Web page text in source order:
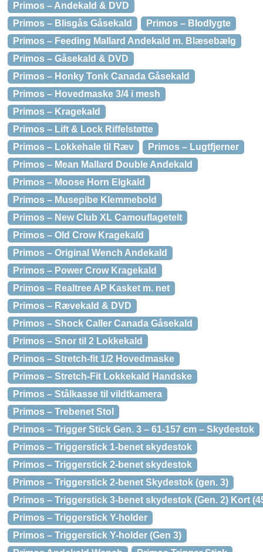
Primos – Andekald & DVD
Primos – Blisgås Gåsekald
Primos – Blodlygte
Primos – Feeding Mallard Andekald m. Blæsebælg
Primos – Gåsekald & DVD
Primos – Honky Tonk Canada Gåsekald
Primos – Hovedmaske 3/4 i mesh
Primos – Kragekald
Primos – Lift & Lock Riffelstøtte
Primos – Lokkehale til Ræv
Primos – Lugtfjerner
Primos – Mean Mallard Double Andekald
Primos – Moose Horn Elgkald
Primos – Musepibe Klemmebold
Primos – New Club XL Camouflagetelt
Primos – Old Crow Kragekald
Primos – Original Wench Andekald
Primos – Power Crow Kragekald
Primos – Realtree AP Kasket m. net
Primos – Rævekald & DVD
Primos – Shock Caller Canada Gåsekald
Primos – Snor til 2 Lokkekald
Primos – Stretch-fit 1/2 Hovedmaske
Primos – Stretch-Fit Lokkekald Handske
Primos – Stålkasse til vildtkamera
Primos – Trebenet Stol
Primos – Trigger Stick Gen. 3 – 61-157 cm – Skydestok
Primos – Triggerstick 1-benet skydestok
Primos – Triggerstick 2-benet skydestok
Primos – Triggerstick 2-benet Skydestok (gen. 3)
Primos – Triggerstick 3-benet skydestok (Gen. 2) Kort
Primos – Triggerstick Y-holder
Primos – Triggerstick Y-holder (Gen 3)